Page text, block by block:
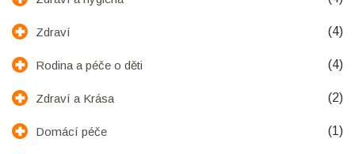
Zdraví (4)
Rodina a péče o děti (4)
Zdraví a Krása (2)
Domácí péče (1)